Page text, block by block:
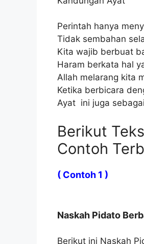
Perintah hanya
Tidak sembahan
Kita wajib berbuat
Haram berkata hal
Allah melarang kita
Ketika berbicara
Ayat ini juga
Berikut
Contoh
( Contoh 1 )
Naskah Pidato
Berikut ini Naskah